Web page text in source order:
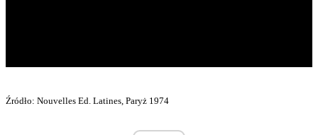
Źródło: Nouvelles Ed. Latines, Paryż 1974